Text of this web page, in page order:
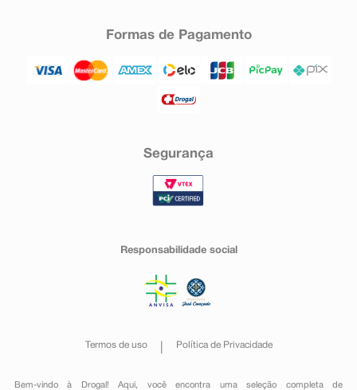
Formas de Pagamento
Segurança
Responsabilidade social
Termos de uso Política de Privacidade
Bem-vindo à Drogal! Aqui, você encontra uma seleção completa de